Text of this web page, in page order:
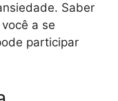
Saber
a se
participar